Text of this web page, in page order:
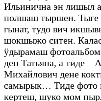
Ильинична эн лишыл
полшаш тыршен.
гынат, тудо вич
шокшыжо ситен.
ӱдырамаш
ден Татьяна, а тиде
Михайлович дене
самырык… Тиде фото
кертеш, шуко мом